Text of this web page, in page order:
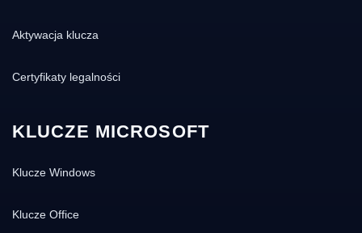
Aktywacja klucza
Certyfikaty legalności
KLUCZE MICROSOFT
Klucze Windows
Klucze Office